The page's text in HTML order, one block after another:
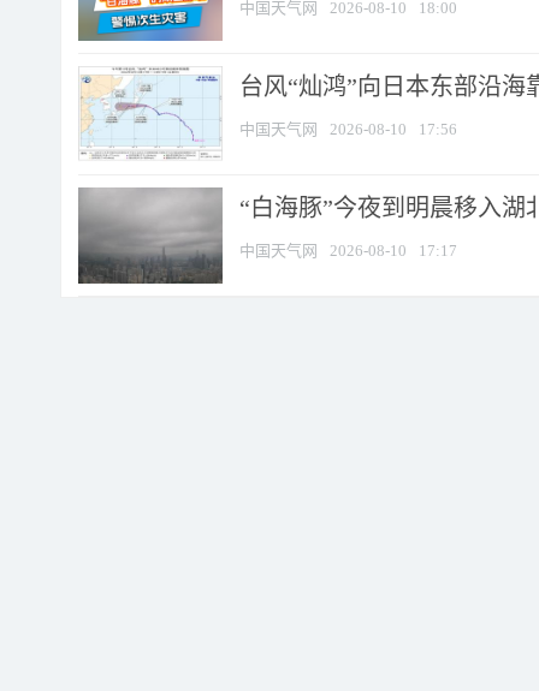
中国天气网 2026-08-10 18:00
台风“灿鸿”向日本东部沿海
中国天气网 2026-08-10 17:56
“白海豚”今夜到明晨移入湖
中国天气网 2026-08-10 17:17